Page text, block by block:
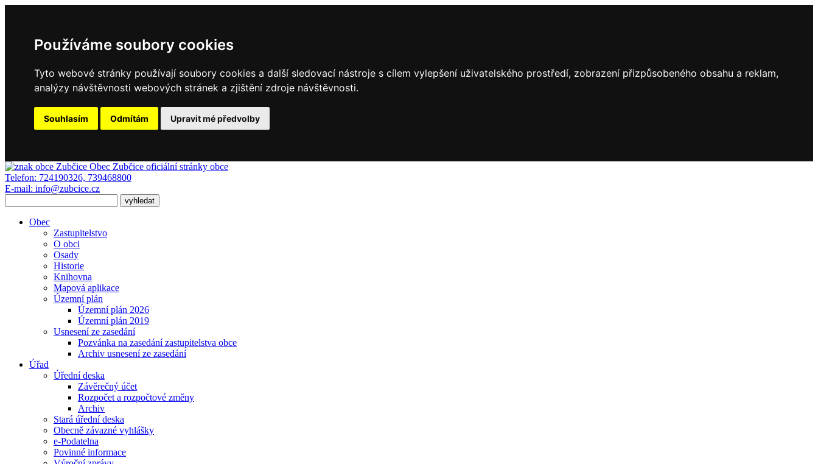
Používáme soubory cookies
Tyto webové stránky používají soubory cookies a další sledovací nástroje s cílem vylepšení uživatelského prostředí, zobrazení přizpůsobeného obsahu a reklam,
analýzy návštěvnosti webových stránek a zjištění zdroje návštěvnosti.
Souhlasím Odmítám Upravit mé předvolby
Obec Zubčice oficiální stránky obce
Telefon: 724190326, 739468800
E-mail: info@zubcice.cz
Obec
Zastupitelstvo
O obci
Osady
Historie
Knihovna
Mapová aplikace
Územní plán
Územní plán 2026
Územní plán 2019
Usnesení ze zasedání
Pozvánka na zasedání zastupitelstva obce
Archiv usnesení ze zasedání
Úřad
Úřední deska
Závěrečný účet
Rozpočet a rozpočtové změny
Archiv
Stará úřední deska
Obecně závazné vyhlášky
e-Podatelna
Povinné informace